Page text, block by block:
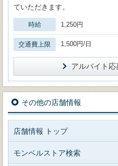
ていただきます。
時給 1,250円
交通費上限 1,500円/日
アルバイト
その他の店舗情報
店舗情報 トップ
モンベルストア検索